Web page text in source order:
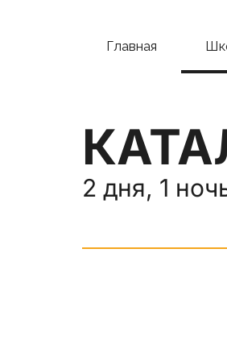
Главная
2 дня, 1